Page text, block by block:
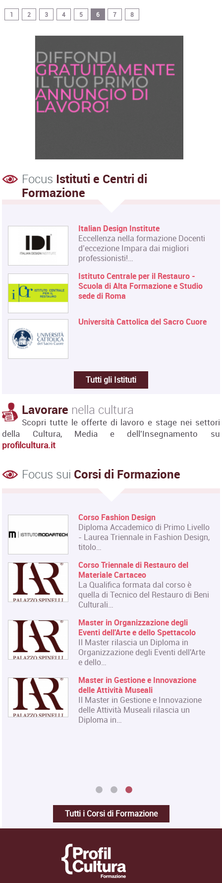
1 2 3 4 5 6 7 8
Focus Istituti e Centri di
Formazione
Italian Design Institute
Eccellenza nella formazione Docenti
d’eccezione Impara dai migliori
professionisti!…
Istituto Centrale per il Restauro -
Scuola di Alta Formazione e Studio
sede di Roma
Università Cattolica del Sacro Cuore
Tutti gli Istituti
Lavorare nella cultura
Scopri tutte le offerte di lavoro e stage nei settori
della Cultura, Media e dell'Insegnamento su
profilcultura.it
Focus sui Corsi di Formazione
Corso Fashion Design
Diploma Accademico di Primo Livello
- Laurea Triennale in Fashion Design,
titolo…
Corso Triennale di Restauro del
Materiale Cartaceo
La Qualifica formata dal corso è
quella di Tecnico del Restauro di Beni
Culturali…
Master in Organizzazione degli
Eventi dell'Arte e dello Spettacolo
Il Master rilascia un Diploma in
Organizzazione degli Eventi dell'Arte
e dello…
Master in Gestione e Innovazione
delle Attività Museali
Il Master in Gestione e Innovazione
delle Attività Museali rilascia un
Diploma in…
Tutti i Corsi di Formazione